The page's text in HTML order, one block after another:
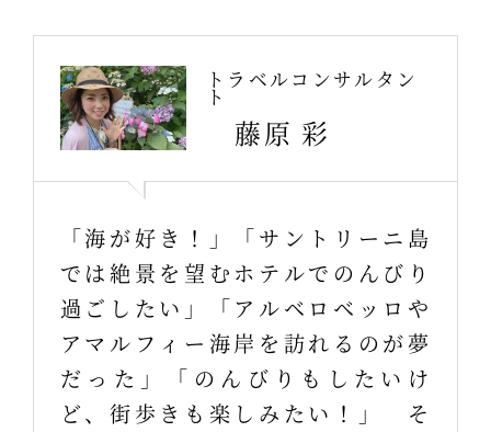
トラベルコンサルタン
ト
藤原 彩
「海が好き！」「サントリーニ島
では絶景を望むホテルでのんびり
過ごしたい」「アルベロベッロや
アマルフィー海岸を訪れるのが夢
だった」「のんびりもしたいけ
ど、街歩きも楽しみたい！」 そ